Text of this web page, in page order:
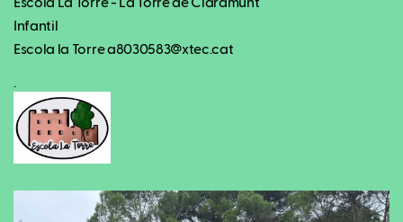
Escola La Torre - La Torre de Claramunt
Infantil
Escola la Torre a8030583@xtec.cat
.